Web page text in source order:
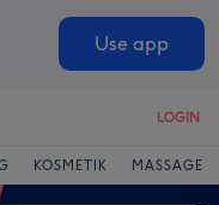
Use app
LOGIN
KOSMETIK MASSAGE